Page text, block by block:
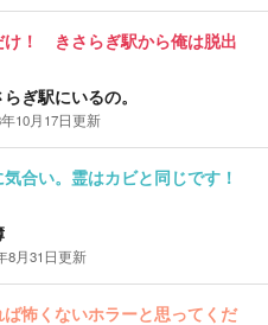
け！ きさらぎ駅から俺は脱出
ぎ駅にいるの。
10月17日更新
合い。霊はカビと同じです！
8月31日更新
怖くないホラーと思ってくだ